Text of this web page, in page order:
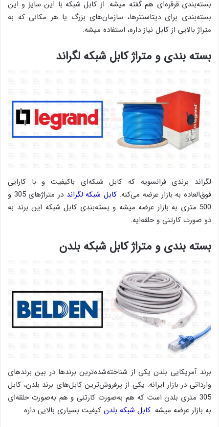
بسته‌بندی قرقره‌ای هم گفته میشه. از کابل شبکه با این سایز و این
بسته‌بندی برای دیتاسنترها، سازمان‌های بزرگ یا هر مکانی که به
متراژ بالایی از کابل نیاز داره، استفاده میشه.
بسته بندی و متراژ کابل شبکه لگراند
لگراند برندی فرانسویه که کابل شبکه‌ای باکیفیت و با کارایی
فوق‌العاده‌ به بازار عرضه می‌کنه.کابل شبکه لگراند
در متراژهای 305 و
500 متری به بازار عرضه میشه و بسته‌بندی کابل شبکه این برند به
دو صورت کارتنی و حلقه‌ایه.
بسته بندی و متراژ کابل شبکه بلدن
برند آمریکایی بلدن یکی از شناخته‌شده‌ترین برندها در بین برندهای
وارداتی در بازار ایرانه. یکی از پرفروش‌ترین کابل‌های برند بلدن، کابل
305 متری بلدن است که هم به‌صورت کارتنی و هم به‌صورت حلقه‌ای
به بازار عرضه میشه. کابل شبکه بلدن کیفیت بسیاری بالایی داره.